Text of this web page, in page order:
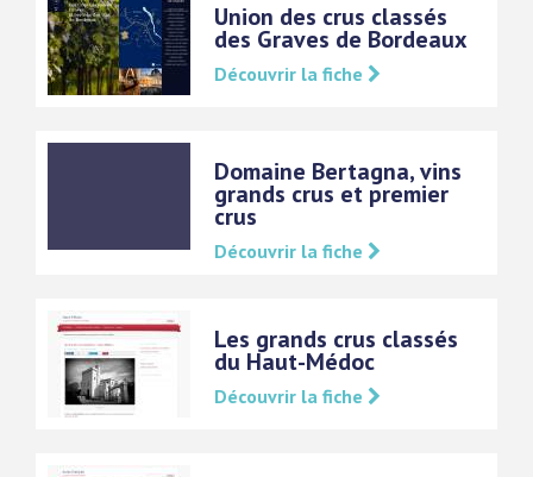
Union des crus classés
des Graves de Bordeaux
Découvrir la fiche
Domaine Bertagna, vins
grands crus et premier
crus
Découvrir la fiche
Les grands crus classés
du Haut-Médoc
Découvrir la fiche